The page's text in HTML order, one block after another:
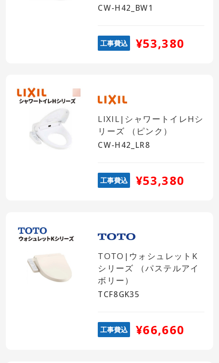
CW-H42_BW1
工事費込 ¥53,380
LIXIL|シャワートイレHシ
リーズ （ピンク）
CW-H42_LR8
工事費込 ¥53,380
TOTO|ウォシュレットK
シリーズ （パステルアイ
ボリー）
TCF8GK35
工事費込 ¥66,660